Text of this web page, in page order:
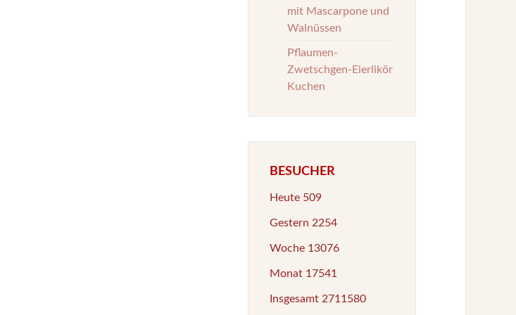
mit Mascarpone und
Walnüssen
Pflaumen-
Zwetschgen-Eierlikör
Kuchen
BESUCHER
Heute 509
Gestern2254
Woche 13076
Monat 17541
Insgesamt2711580